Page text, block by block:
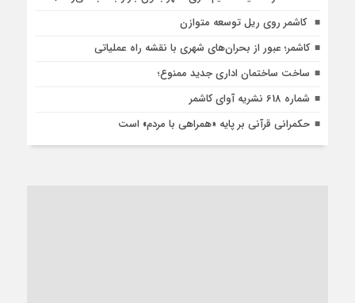
کاشمر روی ریل توسعه متوازن
کاشمر؛ عبور از بحران‌های شهری با نقشه راه عملیاتی
ساخت ساختمان اداری جدید ممنوع؛
شماره 618 نشریه آوای کاشمر
حکمرانی قرآنی بر پایه «همراهی با مردم» است